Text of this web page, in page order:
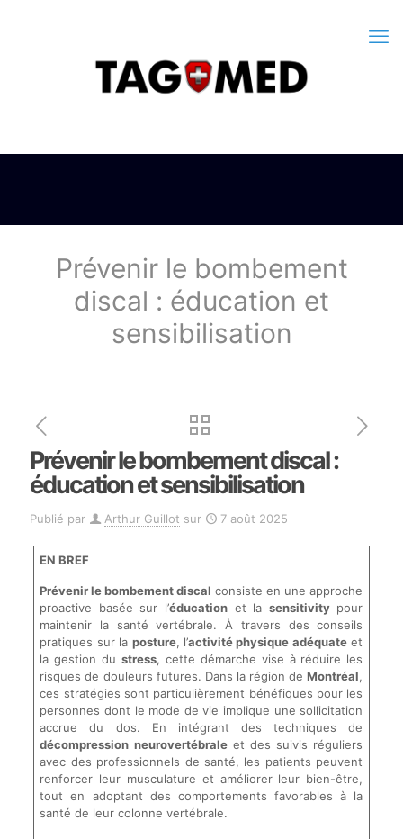
Prévenir le bombement
discal : éducation et
sensibilisation
Prévenir le bombement discal :
éducation et sensibilisation
Publié par Arthur Guillot sur 7 août 2025
EN BREF
Prévenir le bombement discal consiste en une approche
proactive basée sur l’éducation et la sensitivitypour
maintenir la santé vertébrale. À travers des conseils
pratiques sur la posture, l’activité physique adéquateet
la gestion du stress, cette démarche vise à réduire les
risques de douleurs futures. Dans la région deMontréal,
ces stratégies sont particulièrement bénéfiques pour les
personnes dont le mode de vie implique une sollicitation
accrue du dos. En intégrant des techniques de
décompression neurovertébraleet des suivis réguliers
avec des professionnels de santé, les patients peuvent
renforcer leur musculature et améliorer leur bien-être,
tout en adoptant des comportements favorables à la
santé de leur colonne vertébrale.